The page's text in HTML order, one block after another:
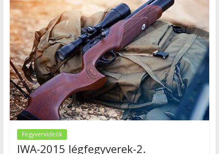
Fegyvervideók
IWA-2015 légfegyverek-2.